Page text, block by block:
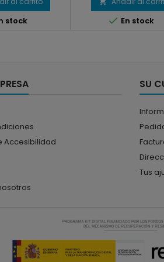
stock  En stock
Accesibilidad
SU
Tus